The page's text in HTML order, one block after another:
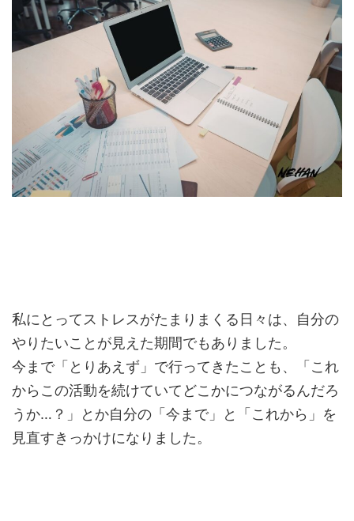
私にとってストレスがたまりまくる日々は、自分の
やりたいことが見えた期間でもありました。
今まで「とりあえず」で行ってきたことも、「これ
からこの活動を続けていてどこかにつながるんだろ
うか…？」とか自分の「今まで」と「これから」を
見直すきっかけになりました。